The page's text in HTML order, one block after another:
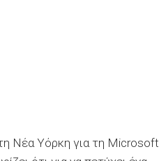
Νέα Υόρκη για τη Microsoft